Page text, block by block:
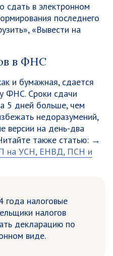
сдать в электронном
последнего
«Вывести на
в ФНС
и бумажная, сдается
ФНС. Сроки сдачи
5 дней больше, чем
недоразумений,
версии на день-два
также статью: →
на УСН, ЕНВД, ПСН и
налоговые
налогов
декларацию по
виде.